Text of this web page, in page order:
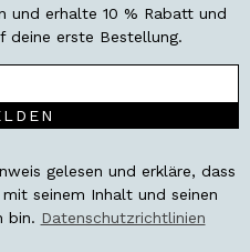
und erhalte 10 % Rabatt und
deine erste Bestellung.
gelesen und erkläre, dass
seinem Inhalt und seinen
bin. Datenschutzrichtlinien